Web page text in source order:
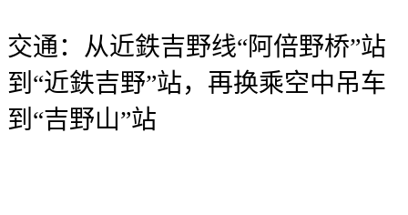
交通：从近鉄吉野线“阿倍野桥”站
到“近鉄吉野”站，再换乘空中吊车
到“吉野山”站